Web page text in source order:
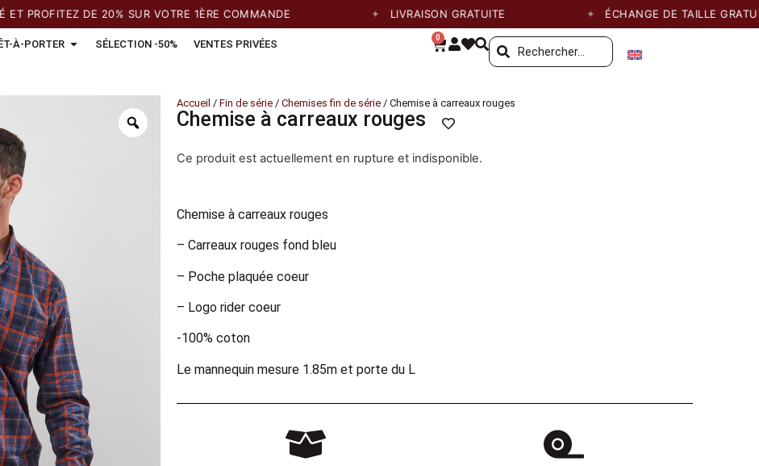
DE 20% SUR VOTRE 1ÈRE COMMANDE LIVRAISON GRATUITE ÉCHANGE DE TAILLE GRATUIT
À-PORTER SÉLECTION -50% VENTES PRIVÉES
0
Accueil / Fin de série / Chemises fin de série / Chemise à carreaux rouges
Chemise à carreaux rouges
Ce produit est actuellement en rupture et indisponible.
Chemise à carreaux rouges
– Carreaux rouges fond bleu
– Poche plaquée coeur
– Logo rider coeur
-100% coton
Le mannequin mesure 1.85m et porte du L